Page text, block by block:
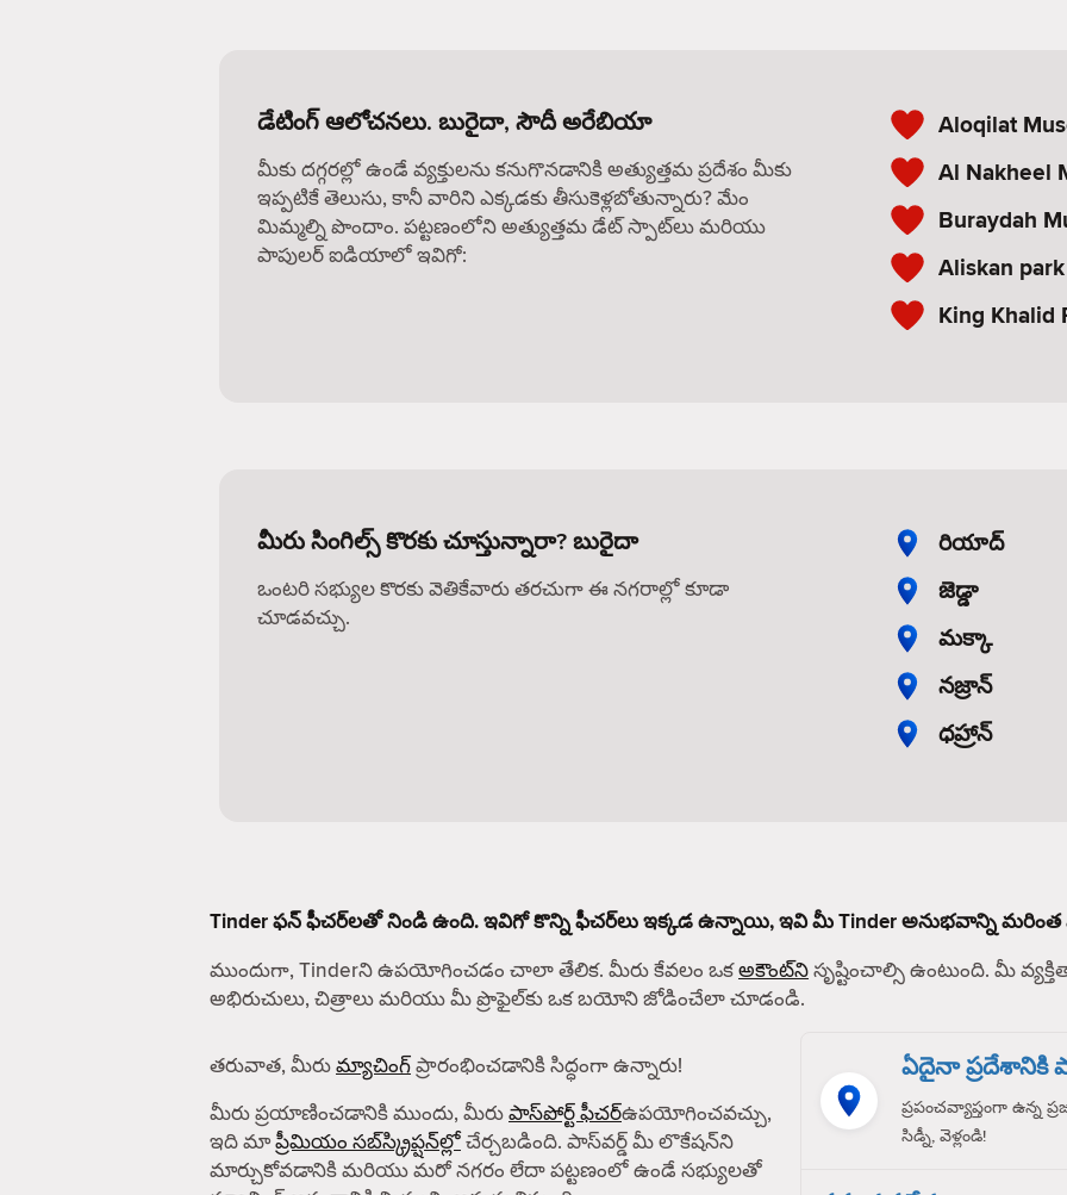
డేటింగ్ ఆలోచనలు. బురైదా, సౌదీ అరేబియా
మీకు దగ్గరల్లో ఉండే వ్యక్తులను కనుగొనడానికి అత్యుత్తమ ప్రదేశం మీకు
ఇప్పటికే తెలుసు, కానీ వారిని ఎక్కడకు తీసుకెళ్లబోతున్నారు? మేం
మిమ్మల్ని పొందాం. పట్టణంలోని అత్యుత్తమ డేట్ స్పాట్‌లు మరియు
పాపులర్ ఐడియాలో ఇవిగో:
Aloqilat
Al Nakheel
Buraydah
Aliskan park
King Khalid
మీరు సింగిల్స్ కొరకు చూస్తున్నారా? బురైదా
ఒంటరి సభ్యుల కొరకు వెతికేవారు తరచుగా ఈ నగరాల్లో కూడా
చూడవచ్చు.
రియాద్
జెడ్డా
మక్కా
నజ్రాన్
ధహ్రాన్
Tinder ఫన్ ఫీచర్‌లతో నిండి ఉంది. ఇవిగో కొన్ని ఫీచర్‌లు ఇక్కడ ఉన్నాయి, ఇవి మీ Tinder అనుభవాన్ని
ముందుగా, Tinderని ఉపయోగించడం చాలా తేలిక. మీరు కేవలం ఒకఅకౌంట్‌నిసృష్టించాల్సి ఉంటుంది. మీ
అభిరుచులు, చిత్రాలు మరియు మీ ప్రొఫైల్‌కు ఒక బయోని జోడించేలా చూడండి.
తరువాత, మీరుమ్యాచింగ్ప్రారంభించడానికి సిద్ధంగా ఉన్నారు!
మీరు ప్రయాణించడానికి ముందు, మీరుపాస్‌పోర్ట్ ఫీచర్ఉపయోగించవచ్చు,
ఇది మాప్రీమియం సబ్‌స్క్రిప్షన్‌ల్లోచేర్చబడింది. పాస్‌వర్డ్ మీ లొకేషన్‌ని
మార్చుకోవడానికి మరియు మరో నగరం లేదా పట్టణంలో ఉండే సభ్యులతో
ఏదైనా ప్రదేశానికి
ప్రపంచవ్యాప్తంగా ఉన్న
సిడ్నీ, వెళ్లండి!